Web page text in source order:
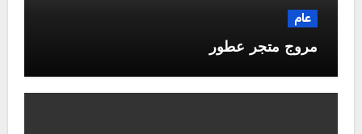
عام
مروج متجر عطور